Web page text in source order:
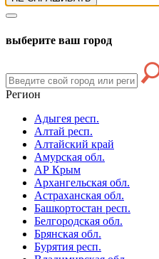
выберите ваш город
Регион
Адыгея респ.
Алтай респ.
Алтайский край
Амурская обл.
АР Крым
Архангельская обл.
Астраханская обл.
Башкортостан респ.
Белгородская обл.
Брянская обл.
Бурятия респ.